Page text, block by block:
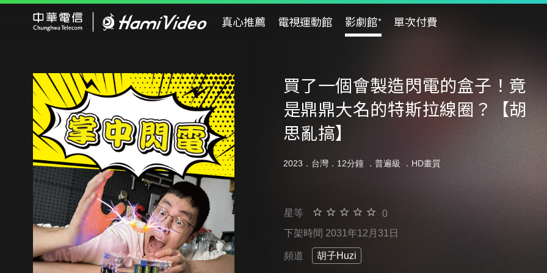
真心推薦 電視運動館 影劇館⁺ 單次付費
買了一個會製造閃電的盒子！竟
是鼎鼎大名的特斯拉線圈？【胡
思亂搞】
2023．台灣．12分鐘 ． 普遍級 ．HD畫質
星等
0
下架時間 2031年12月31日
頻道 胡子Huzi